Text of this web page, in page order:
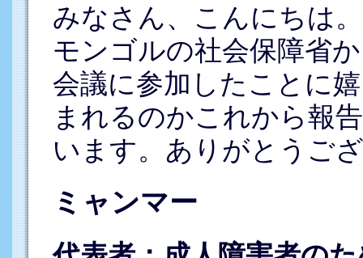
みなさん、こんにちは
モンゴルの社会保障省
会議に参加したことに
まれるのかこれから報
います。ありがとうご
ミャンマー